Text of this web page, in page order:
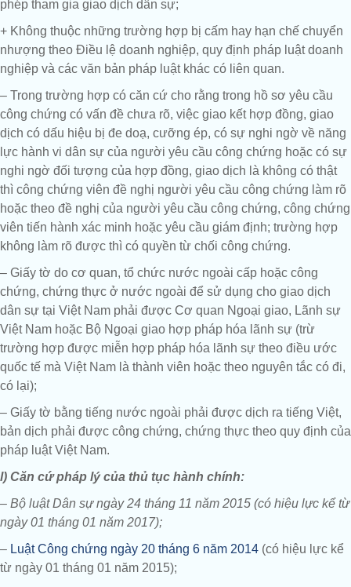
phép tham gia giao dịch dân sự;
+ Không thuộc những trường hợp bị cấm hay hạn chế chuyển
nhượng theo Điều lệ doanh nghiệp, quy định pháp luật doanh
nghiệp và các văn bản pháp luật khác có liên quan.
– Trong trường hợp có căn cứ cho rằng trong hồ sơ yêu cầu
công chứng có vấn đề chưa rõ, việc giao kết hợp đồng, giao
dịch có dấu hiệu bị đe doạ, cưỡng ép, có sự nghi ngờ về năng
lực hành vi dân sự của người yêu cầu công chứng hoặc có sự
nghi ngờ đối tượng của hợp đồng, giao dịch là không có thật
thì công chứng viên đề nghị người yêu cầu công chứng làm rõ
hoặc theo đề nghị của người yêu cầu công chứng, công chứng
viên tiến hành xác minh hoặc yêu cầu giám định; trường hợp
không làm rõ được thì có quyền từ chối công chứng.
– Giấy tờ do cơ quan, tổ chức nước ngoài cấp hoặc công
chứng, chứng thực ở nước ngoài để sử dụng cho giao dịch
dân sự tại Việt Nam phải được Cơ quan Ngoại giao, Lãnh sự
Việt Nam hoặc Bộ Ngoại giao hợp pháp hóa lãnh sự (trừ
trường hợp được miễn hợp pháp hóa lãnh sự theo điều ước
quốc tế mà Việt Nam là thành viên hoặc theo nguyên tắc có đi,
có lại);
– Giấy tờ bằng tiếng nước ngoài phải được dịch ra tiếng Việt,
bản dịch phải được công chứng, chứng thực theo quy định của
pháp luật Việt Nam.
l) Căn cứ pháp lý của thủ tục hành chính:
– Bộ luật Dân sự ngày 24 tháng 11 năm 2015 (có hiệu lực kể từ
ngày 01 tháng 01 năm 2017);
– Luật Công chứng ngày 20 tháng 6 năm 2014 (có hiệu lực kể
từ ngày 01 tháng 01 năm 2015);